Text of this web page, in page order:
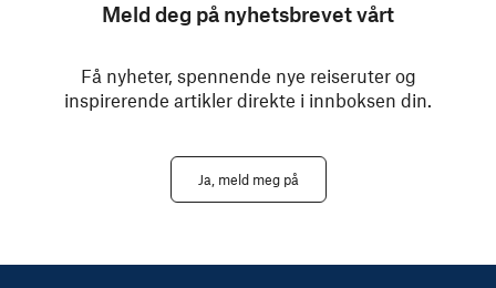
Meld deg på nyhetsbrevet vårt
Få nyheter, spennende nye reiseruter og
inspirerende artikler direkte i innboksen din.
Ja, meld meg på